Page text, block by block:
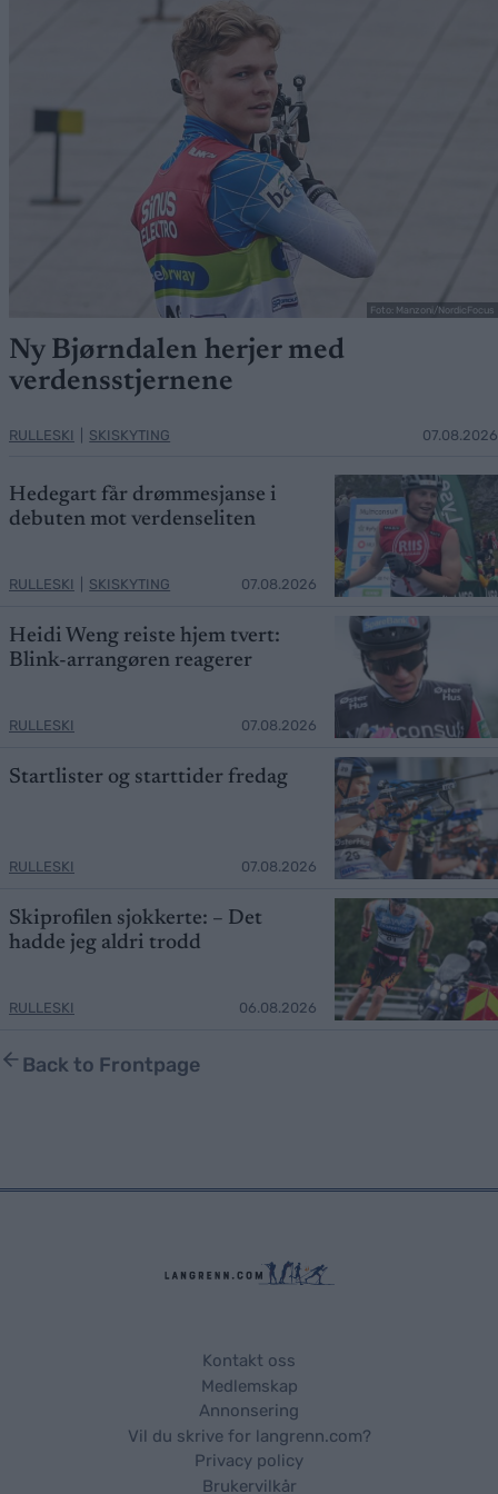
Foto: Manzoni/NordicFocus
Ny Bjørndalen herjer med
verdensstjernene
RULLESKI SKISKYTING 07.08.2026
Hedegart får drømmesjanse i
debuten mot verdenseliten
RULLESKI SKISKYTING 07.08.2026
Heidi Weng reiste hjem tvert:
Blink-arrangøren reagerer
RULLESKI 07.08.2026
Startlister og starttider fredag
RULLESKI 07.08.2026
Skiprofilen sjokkerte: – Det
hadde jeg aldri trodd
RULLESKI 06.08.2026
Back to Frontpage
Kontakt oss
Medlemskap
Annonsering
Vil du skrive for langrenn.com?
Privacy policy
Brukervilkår